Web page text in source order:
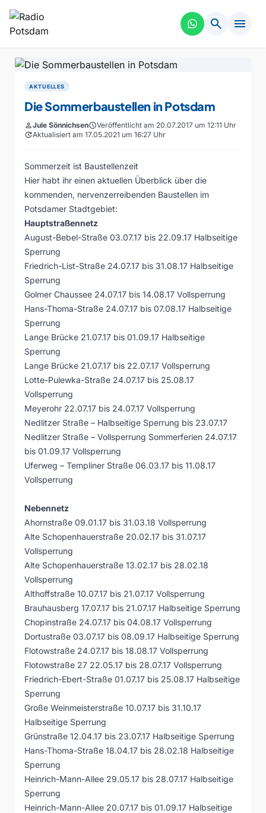
search menu
AKTUELLES
Die Sommerbaustellen in Potsdam
personJule SönnichsenscheduleVeröffentlicht am 20.07.2017 um 12:11 Uhr
updateAktualisiert am 17.05.2021 um 16:27 Uhr
Sommerzeit ist Baustellenzeit
Hier habt ihr einen aktuellen Überblick über die
kommenden, nervenzerreibenden Baustellen im
Potsdamer Stadtgebiet:
Hauptstraßennetz
August-Bebel-Straße 03.07.17 bis 22.09.17 Halbseitige
Sperrung
Friedrich-List-Straße 24.07.17 bis 31.08.17 Halbseitige
Sperrung
Golmer Chaussee 24.07.17 bis 14.08.17 Vollsperrung
Hans-Thoma-Straße 24.07.17 bis 07.08.17 Halbseitige
Sperrung
Lange Brücke 21.07.17 bis 01.09.17 Halbseitige
Sperrung
Lange Brücke 21.07.17 bis 22.07.17 Vollsperrung
Lotte-Pulewka-Straße 24.07.17 bis 25.08.17
Vollsperrung
Meyerohr 22.07.17 bis 24.07.17 Vollsperrung
Nedlitzer Straße – Halbseitige Sperrung bis 23.07.17
Nedlitzer Straße – Vollsperrung Sommerferien 24.07.17
bis 01.09.17 Vollsperrung
Uferweg – Templiner Straße 06.03.17 bis 11.08.17
Vollsperrung
Nebennetz
Ahornstraße 09.01.17 bis 31.03.18 Vollsperrung
Alte Schopenhauerstraße 20.02.17 bis 31.07.17
Vollsperrung
Alte Schopenhauerstraße 13.02.17 bis 28.02.18
Vollsperrung
Althoffstraße 10.07.17 bis 21.07.17 Vollsperrung
Brauhausberg 17.07.17 bis 21.07.17 Halbseitige Sperrung
Chopinstraße 24.07.17 bis 04.08.17 Vollsperrung
Dortustraße 03.07.17 bis 08.09.17 Halbseitige Sperrung
Flotowstraße 24.07.17 bis 18.08.17 Vollsperrung
Flotowstraße 27 22.05.17 bis 28.07.17 Vollsperrung
Friedrich-Ebert-Straße 01.07.17 bis 25.08.17 Halbseitige
Sperrung
Große Weinmeisterstraße 10.07.17 bis 31.10.17
Halbseitige Sperrung
Grünstraße 12.04.17 bis 23.07.17 Halbseitige Sperrung
Hans-Thoma-Straße 18.04.17 bis 28.02.18 Halbseitige
Sperrung
Heinrich-Mann-Allee 29.05.17 bis 28.07.17 Halbseitige
Sperrung
Heinrich-Mann-Allee 20.07.17 bis 01.09.17 Halbseitige